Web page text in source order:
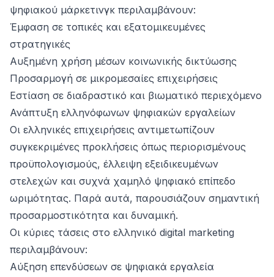
ψηφιακού μάρκετινγκ περιλαμβάνουν:
Έμφαση σε τοπικές και εξατομικευμένες
στρατηγικές
Αυξημένη χρήση μέσων κοινωνικής δικτύωσης
Προσαρμογή σε μικρομεσαίες επιχειρήσεις
Εστίαση σε διαδραστικό και βιωματικό περιεχόμενο
Ανάπτυξη ελληνόφωνων ψηφιακών εργαλείων
Οι ελληνικές επιχειρήσεις αντιμετωπίζουν
συγκεκριμένες προκλήσεις όπως περιορισμένους
προϋπολογισμούς, έλλειψη εξειδικευμένων
στελεχών και συχνά χαμηλό ψηφιακό επίπεδο
ωριμότητας. Παρά αυτά, παρουσιάζουν σημαντική
προσαρμοστικότητα και δυναμική.
Οι κύριες τάσεις στο ελληνικό digital marketing
περιλαμβάνουν:
Αύξηση επενδύσεων σε ψηφιακά εργαλεία